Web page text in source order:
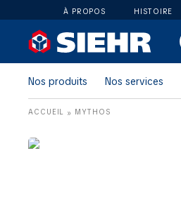
À PROPOS HISTOIRE
Nos produits Nos services
ACCUEIL » MYTHOS